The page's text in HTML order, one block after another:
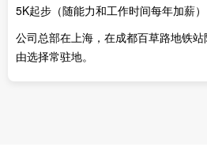
5K起步（随能力和工作时间每年加薪）
公司总部在上海，在成都百草路地铁
由选择常驻地。